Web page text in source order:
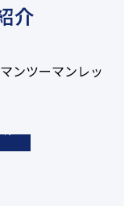
介
ンツーマンレッ